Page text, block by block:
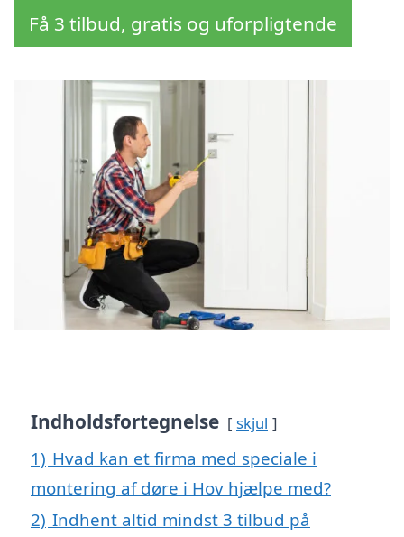
Få 3 tilbud, gratis og uforpligtende
Indholdsfortegnelse skjul
1) Hvad kan et firma med speciale i
montering af døre i Hov hjælpe med?
2) Indhent altid mindst 3 tilbud på